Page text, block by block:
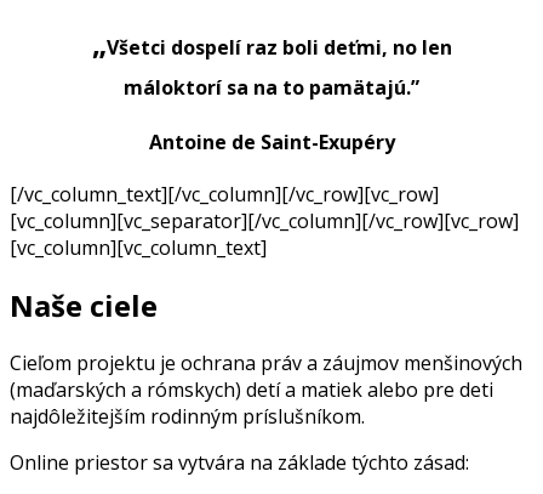
„Všetci dospelí raz boli deťmi, no len
máloktorí sa na to pamätajú.”
Antoine de Saint-Exupéry
[/vc_column_text][/vc_column][/vc_row][vc_row]
[vc_column][vc_separator][/vc_column][/vc_row][vc_row]
[vc_column][vc_column_text]
Naše ciele
Cieľom projektu je ochrana práv a záujmov menšinových
(maďarských a rómskych) detí a matiek alebo pre deti
najdôležitejším rodinným príslušníkom.
Online priestor sa vytvára na základe týchto zásad: